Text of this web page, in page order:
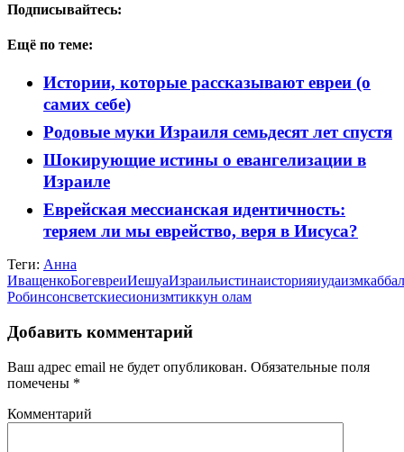
Подписывайтесь:
Ещё по теме:
Истории, которые рассказывают евреи (о
самих себе)
Родовые муки Израиля семьдесят лет спустя
Шокирующие истины о евангелизации в
Израиле
Еврейская мессианская идентичность:
теряем ли мы еврейство, веря в Иисуса?
Теги: Анна
ИващенкоБогевреиИешуаИзраильистинаисторияиудаизм
Робинсонсветскиесионизмтиккун олам
Добавить комментарий
Ваш адрес email не будет опубликован. Обязательные поля
помечены *
Комментарий